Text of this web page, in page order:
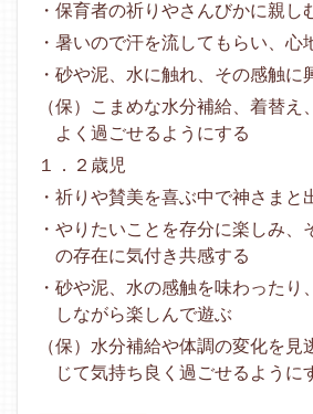
・保育者の祈りやさんびかに親し
・暑いので汗を流してもらい、心
・砂や泥、水に触れ、その感触に
（保）こまめな水分補給、着替え
よく過ごせるようにする
１．２歳児
・祈りや賛美を喜ぶ中で神さまと
・やりたいことを存分に楽しみ、
の存在に気付き共感する
・砂や泥、水の感触を味わったり
しながら楽しんで遊ぶ
（保）水分補給や体調の変化を見
じて気持ち良く過ごせるように